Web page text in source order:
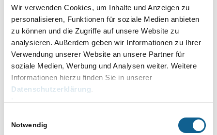
Wir verwenden Cookies, um Inhalte und Anzeigen zu
personalisieren, Funktionen für soziale Medien anbieten
zu können und die Zugriffe auf unsere Website zu
analysieren. Außerdem geben wir Informationen zu Ihrer
Verwendung unserer Website an unsere Partner für
soziale Medien, Werbung und Analysen weiter. Weitere
Informationen hierzu finden Sie in unserer
Datenschutzerklärung.
Impressum
Notwendig
Mandantengesprächen oder im Gerichtssaal
verbessern.
🔹Impulsvortrag: „Zwischen Paragraphen &
Prompts – Wie KI den juristischen Alltag
verändert“
Ein kompakter Überblick über Chancen,
Arbeit.